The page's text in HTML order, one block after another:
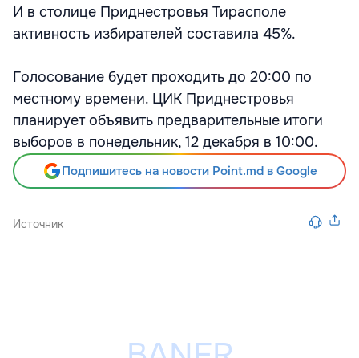
И в столице Приднестровья Тирасполе
активность избирателей составила 45%.
Голосование будет проходить до 20:00 по
местному времени. ЦИК Приднестровья
планирует объявить предварительные итоги
выборов в понедельник, 12 декабря в 10:00.
Подпишитесь на новости Point.md в Google
Источник